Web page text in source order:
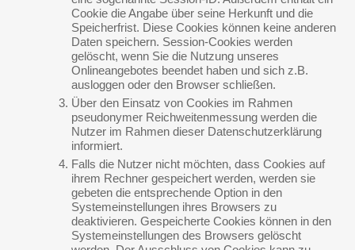
Cookie die Angabe über seine Herkunft und die
Speicherfrist. Diese Cookies können keine anderen
Daten speichern. Session-Cookies werden
gelöscht, wenn Sie die Nutzung unseres
Onlineangebotes beendet haben und sich z.B.
ausloggen oder den Browser schließen.
Über den Einsatz von Cookies im Rahmen
pseudonymer Reichweitenmessung werden die
Nutzer im Rahmen dieser Datenschutzerklärung
informiert.
Falls die Nutzer nicht möchten, dass Cookies auf
ihrem Rechner gespeichert werden, werden sie
gebeten die entsprechende Option in den
Systemeinstellungen ihres Browsers zu
deaktivieren. Gespeicherte Cookies können in den
Systemeinstellungen des Browsers gelöscht